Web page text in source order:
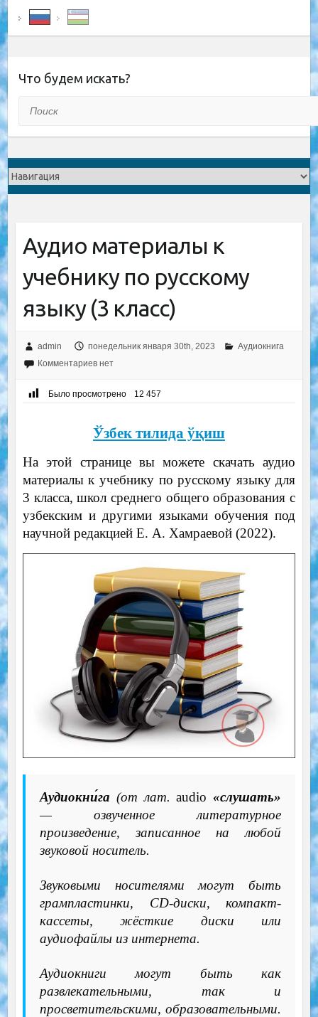
Что будем искать?
Аудио материалы к
учебнику по русскому
языку (3 класс)
admin понедельник января 30th, 2023
Аудиокнига
Комментариев нет
Было просмотрено 12 457
Ўзбек тилида ўқиш
На этой странице вы можете скачать аудио
материалы к учебнику по русскому языку для
3 класса, школ среднего общего образования с
узбекским и другими языками обучения под
научной редакцией Е. А. Хамраевой (2022).
Аудиокни́га (от лат.audio «слушать»
— озвученное литературное
произведение, записанное на любой
звуковой носитель.
Звуковыми носителями могут быть
грампластинки, CD-диски, компакт-
кассеты, жёсткие диски или
аудиофайлы из интернета.
Аудиокниги могут быть как
развлекательными, так и
просветительскими, образовательными.